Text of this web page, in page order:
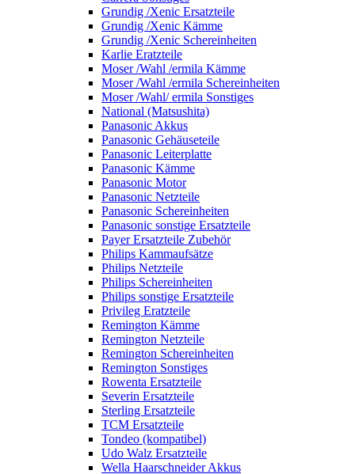
Grundig /Xenic Ersatzteile
Grundig /Xenic Kämme
Grundig /Xenic Schereinheiten
Karlie Eratzteile
Moser /Wahl /ermila Kämme
Moser /Wahl /ermila Schereinheiten
Moser /Wahl/ ermila Sonstiges
National (Matsushita)
Panasonic Akkus
Panasonic Gehäuseteile
Panasonic Leiterplatte
Panasonic Kämme
Panasonic Motor
Panasonic Netzteile
Panasonic Schereinheiten
Panasonic sonstige Ersatzteile
Payer Ersatzteile Zubehör
Philips Kammaufsätze
Philips Netzteile
Philips Schereinheiten
Philips sonstige Ersatzteile
Privileg Eratzteile
Remington Kämme
Remington Netzteile
Remington Schereinheiten
Remington Sonstiges
Rowenta Ersatzteile
Severin Ersatzteile
Sterling Ersatzteile
TCM Ersatzteile
Tondeo (kompatibel)
Udo Walz Ersatzteile
Wella Haarschneider Akkus